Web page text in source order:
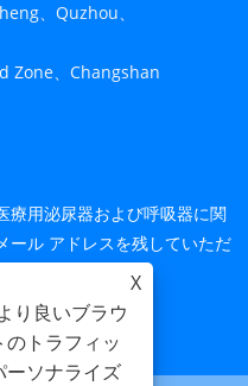
、Quzhou、
Zone、Changshan
療用泌尿器および呼吸器に関
ール アドレスを残していただ
だきます。
X
り良いブラウ
トラフィッ
ーソナライズ